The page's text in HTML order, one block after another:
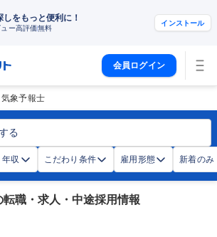
をもっと便利に！
ュー高評価無料
インストール
会員ログイン
象予報士
る
年収 こだわり条件 雇用形態 新着のみ
職・求人・中途採用情報